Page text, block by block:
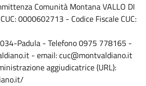
Comunità Montana VALLO DI
0000602713 - Codice Fiscale CUC:
Padula - Telefono 0975 778165 -
- email: cuc@montvaldiano.it
aggiudicatrice (URL):